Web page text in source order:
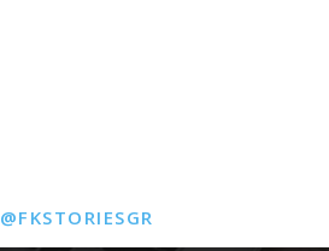
@FKSTORIESGR